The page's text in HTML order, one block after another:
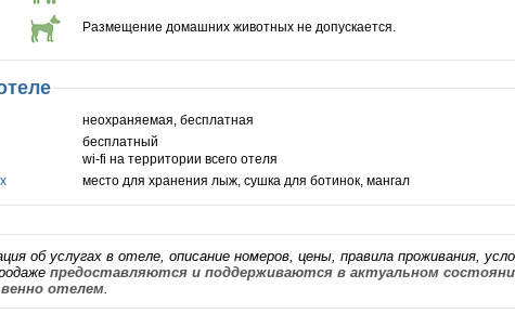
Размещение домашних животных не допускается.
неохраняемая, бесплатная
бесплатный
wi-fi на территории всего отеля
место для хранения лыж, сушка для ботинок, мангал
об услугах в отеле, описание номеров, цены, правила проживания,
предоставляются и поддерживаются в актуальном
отелем.